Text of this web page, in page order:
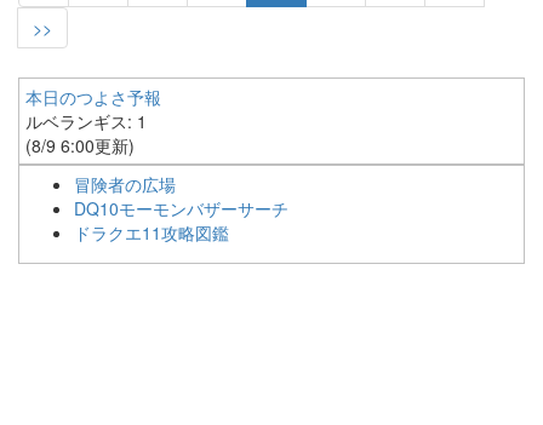
>>
本日のつよさ予報
ルベランギス: 1
(8/9 6:00更新)
冒険者の広場
DQ10モーモンバザーサーチ
ドラクエ11攻略図鑑